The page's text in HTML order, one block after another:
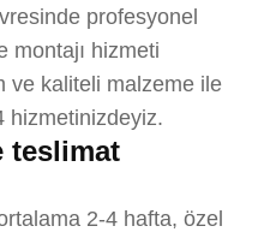
profesyonel
montajı hizmeti
ve kaliteli malzeme ile
hizmetinizdeyiz.
teslimat
2-4 hafta, özel